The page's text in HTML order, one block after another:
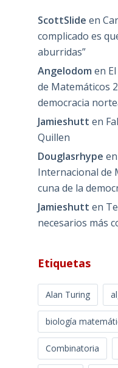
ScottSlide en
complicado es
aburridas”
Angelodom en
de Matemáticos
democracia
Jamieshutt en
Quillen
Douglasrhype en
Internacional de
cuna de la
Jamieshutt en
necesarios más
Etiquetas
Alan Turing
biología
Combinatoria